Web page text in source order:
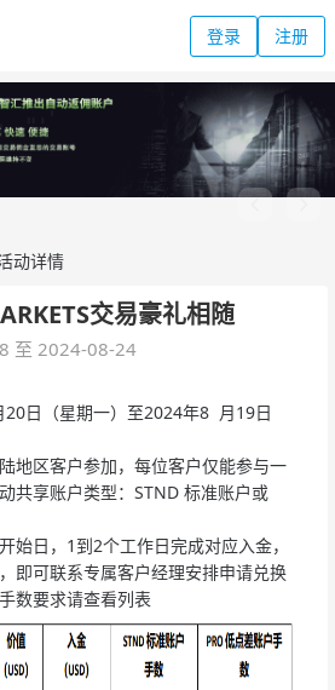
登录 注册
动详情
交易豪礼相随
至 2024-08-24
日（星期一）至2024年8 月19日
地区客户参加，每位客户仅能参与一
共享账户类型：STND 标准账户或
始日，1到2个工作日完成对应入金，
即可联系专属客户经理安排申请兑换
数要求请查看列表